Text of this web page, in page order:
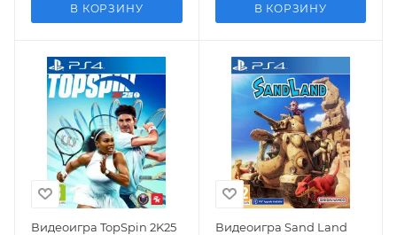
В КОРЗИНУ В КОРЗИНУ
Видеоигра TopSpin 2K25
Видеоигра Sand Land